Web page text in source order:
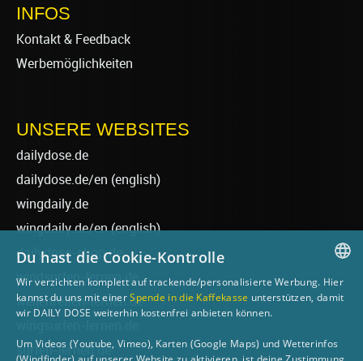
INFOS
Kontakt & Feedback
Werbemöglichkeiten
UNSERE WEBSITES
dailydose.de
dailydose.de/en (english)
wingdaily.de
wingdaily.de/en(english)
dailydose-shop.de
windsurfen-lernen.de
wellenreiten-lernen.de
surfen-lernen.de
GERMAN
Du hast die Cookie-Kontrolle
Wir verzichten komplett auf trackende/personalisierte Werbung. Hier
kannst du uns mit einerSpende in die Kaffekasse unterstützen, damit
wir DAILY DOSE weiterhin kostenfrei anbieten können.
Um Videos (Youtube, Vimeo), Karten (Google Maps) und Wetterinfos